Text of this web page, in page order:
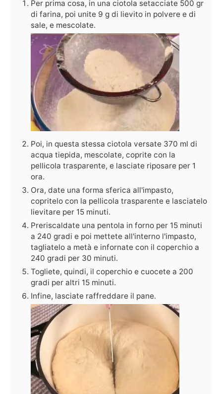
Per prima cosa, in una ciotola setacciate 500 gr
di farina, poi unite 9 g di lievito in polvere e di
sale, e mescolate.
Poi, in questa stessa ciotola versate 370 ml di
acqua tiepida, mescolate, coprite con la
pellicola trasparente, e lasciate riposare per 1
ora.
Ora, date una forma sferica all'impasto,
copritelo con la pellicola trasparente e lasciatelo
lievitare per 15 minuti.
Preriscaldate una pentola in forno per 15 minuti
a 240 gradi e poi mettete all'interno l'impasto,
tagliatelo a metà e infornate con il coperchio a
240 gradi per 30 minuti.
Togliete, quindi, il coperchio e cuocete a 200
gradi per altri 15 minuti.
Infine, lasciate raffreddare il pane.